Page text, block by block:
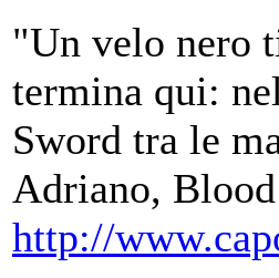
"Un velo nero
termina qui:
Sword tra le
Adriano,
http://